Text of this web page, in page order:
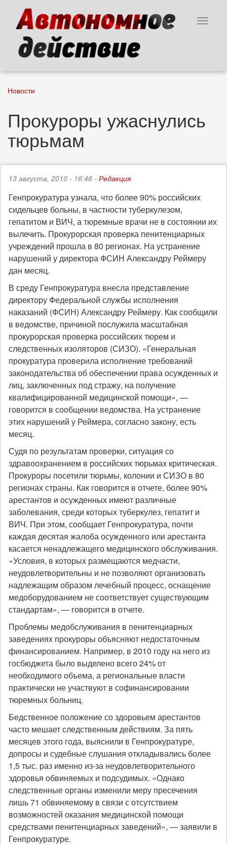
основному
содержанию
Toggle
Новости
Прокуроры ужаснулись
тюрьмам
13 августа, 2010 - 16:46 - Редакция
Генпрокуратура узнала, что более 90% российских
сидельцев больны, в частности туберкулезом,
гепатитом и ВИЧ, а тюремные врачи не в состоянии их
вылечить. Прокурорская проверка пенитенциарных
учреждений прошла в 80 регионах. На устранение
нарушений у директора ФСИН Александру Реймеру
дан месяц.
В среду Генпрокуратура внесла представление
директору Федеральной службы исполнения
наказаний (ФСИН) Александру Реймеру. Как сообщили
в ведомстве, причиной послужила масштабная
прокурорская проверка российских тюрем и
следственных изоляторов (СИЗО). «Генеральная
прокуратура проверила исполнение требований
законодательства об обеспечении права осужденных и
лиц, заключенных под стражу, на получение
квалифицированной медицинской помощи», —
говорится в сообщении ведомства. На устранение
этих нарушений у Реймера, согласно закону, есть
месяц.
Судя по результатам проверки, ситуация со
здравоохранением в российских тюрьмах критическая.
Прокуроры посетили тюрьмы, колонии и СИЗО в 80
регионах страны. Как говорится в отчете, более 90%
арестантов и осужденных имеют различные
заболевания, среди которых туберкулез, гепатит и
ВИЧ. При этом, сообщает Генпрокуратура, почти
каждая десятая жалоба осужденного или арестанта
касается ненадлежащего медицинского обслуживания.
«Условия, в которых размещаются медчасти,
неудовлетворительны и не позволяют организовать
надлежащим образом лечебный процесс, оснащение
медоборудованием не соответствует существующим
стандартам», — говорится в отчете.
Проблемы медобслуживания в пенитенциарных
заведениях прокуроры объясняют недостаточным
финансированием. Например, в 2010 году на него из
госбюджета было выделено всего 24% от
необходимого объема, а региональные власти
практически не участвуют в софинансировании
тюремных больниц.
Бедственное положение со здоровьем арестантов
часто мешает следственным действиям. За пять
месяцев этого года, выяснили в Генпрокуратуре,
допросы и судебные слушания откладывались более
1,5 тыс. раз именно из-за неудовлетворительного
здоровья обвиняемых и подсудимых. «Однако
следственные органы изменили меру пресечения
лишь 71 обвиняемому в связи с отсутствием
возможностей оказания медицинской помощи
средствами пенитенциарных заведений», — заявили в
Генпрокуратуре.